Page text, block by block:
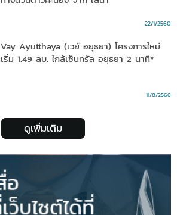
22/1/2560
Vay Ayutthaya (เวย์ อยุธยา) โครงการใหม่​
เริ่ม 1.49 ลบ. ใกล้เซ็นทรัล อยุธยา 2 นาที*
11/8/2566
ดูเพิ่มเติม